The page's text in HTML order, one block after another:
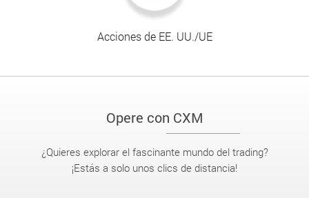
Acciones de EE. UU./UE
Opere con CXM
¿Quieres explorar el fascinante mundo del trading?
¡Estás a solo unos clics de distancia!